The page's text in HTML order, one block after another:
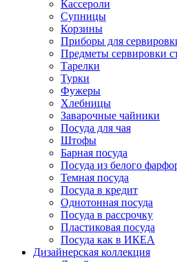
Кассероли
Супницы
Корзины
Приборы для
Предметы сервировки
Тарелки
Турки
Фужеры
Хлебницы
Заварочные чайники
Посуда для чая
Штофы
Барная посуда
Посуда из белого
Темная посуда
Посуда в кредит
Однотонная посуда
Посуда в рассрочку
Пластиковая посуда
Посуда как в ИКЕА
Дизайнерская коллекция